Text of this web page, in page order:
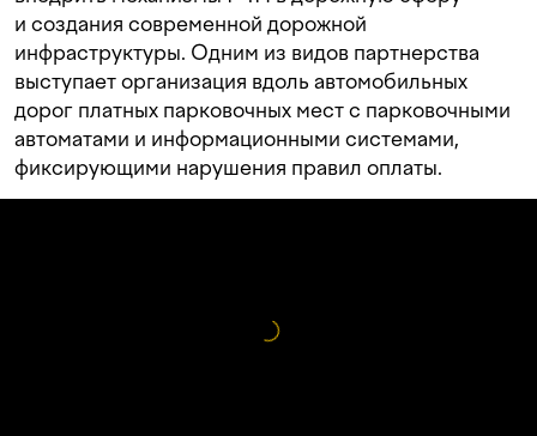
и создания современной дорожной
инфраструктуры. Одним из видов партнерства
выступает организация вдоль автомобильных
дорог платных парковочных мест с парковочными
автоматами и информационными системами,
фиксирующими нарушения правил оплаты.